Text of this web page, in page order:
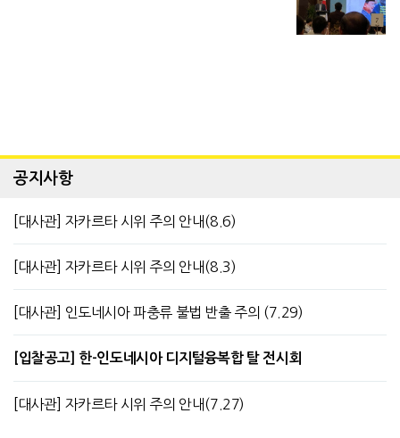
공지사항
[대사관] 자카르타 시위 주의 안내(8.6)
[대사관] 자카르타 시위 주의 안내(8.3)
[대사관] 인도네시아 파충류 불법 반출 주의 (7.29)
[입찰공고] 한-인도네시아 디지털융복합 탈 전시회
[대사관] 자카르타 시위 주의 안내(7.27)